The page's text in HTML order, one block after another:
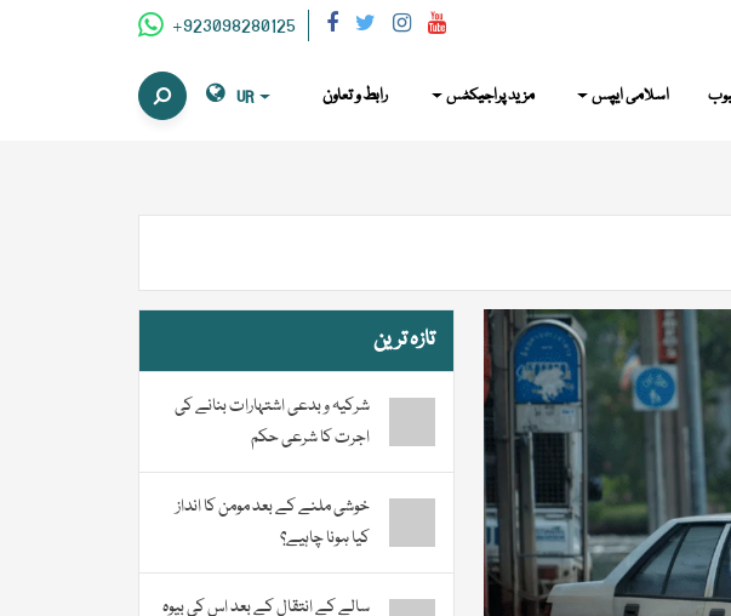
+923098280125
اسلامی ایپس مزید پراجیکٹس رابط و تعاون UR
تازہ ترین
شرکیہ و بدعی اشتہارات بنانے کی
اجرت کا شرعی حکم
خوشی ملنے کے بعد مومن کا انداز
کیا ہونا چاہیے؟
سالے کے انتقال کے بعد اس کی بیوہ